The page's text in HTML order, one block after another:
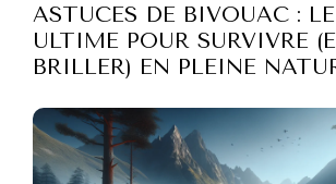
ASTUCES DE BIVOUAC :
ULTIME POUR SURVIVRE
BRILLER) EN PLEINE